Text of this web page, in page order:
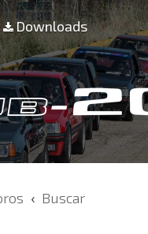
Downloads
Buscar